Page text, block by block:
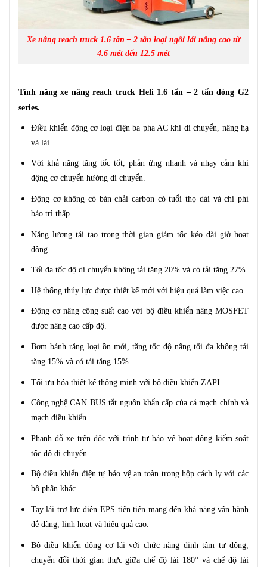
Xe nâng reach truck 1.6 tấn – 2 tấn loại ngồi lái nâng cao từ
4.6 mét đến 12.5 mét
Tính năng xe nâng reach truck Heli 1.6 tấn – 2 tấn dòng G2
series.
Điều khiển động cơ loại điện ba pha AC khi di chuyển, nâng hạ
và lái.
Với khả năng tăng tốc tốt, phản ứng nhanh và nhạy cảm khi
động cơ chuyển hướng di chuyển.
Động cơ không có bàn chải carbon có tuổi thọ dài và chi phí
bảo trì thấp.
Năng lượng tái tạo trong thời gian giảm tốc kéo dài giờ hoạt
động.
Tối đa tốc độ di chuyển không tải tăng 20% và có tải tăng 27%.
Hệ thống thủy lực được thiết kế mới với hiệu quả làm việc cao.
Động cơ nâng công suất cao với bộ điều khiển nâng MOSFET
được nâng cao cấp độ.
Bơm bánh răng loại ồn mới, tăng tốc độ nâng tối đa không tải
tăng 15% và có tải tăng 15%.
Tối ưu hóa thiết kế thông minh với bộ điều khiển ZAPI.
Công nghệ CAN BUS tắt nguồn khẩn cấp của cả mạch chính và
mạch điều khiển.
Phanh đỗ xe trên dốc với trình tự bảo vệ hoạt động kiểm soát
tốc độ di chuyển.
Bộ điều khiển điện tự bảo vệ an toàn trong hộp cách ly với các
bộ phận khác.
Tay lái trợ lực điện EPS tiên tiến mang đến khả năng vận hành
dễ dàng, linh hoạt và hiệu quả cao.
Bộ điều khiển động cơ lái với chức năng định tâm tự động,
chuyển đổi thời gian thực giữa chế độ lái 180° và chế độ lái